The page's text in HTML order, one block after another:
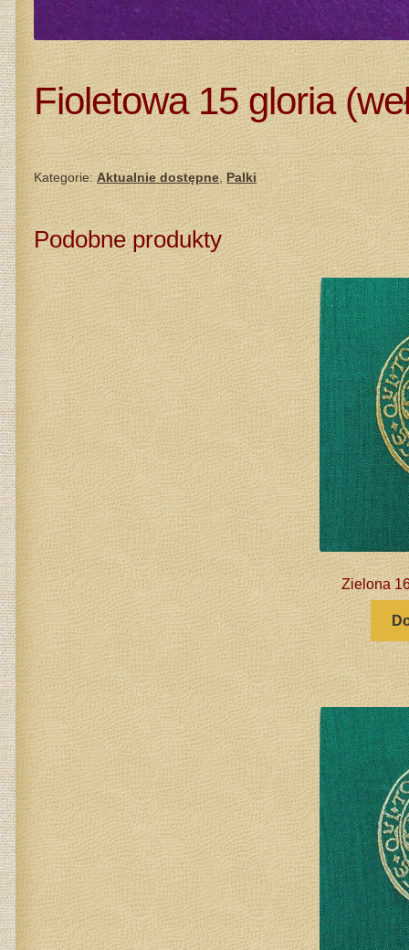
Fioletowa 15 gloria
Kategorie:Aktualnie dostępne,Palki
Podobne produkty
Zielona